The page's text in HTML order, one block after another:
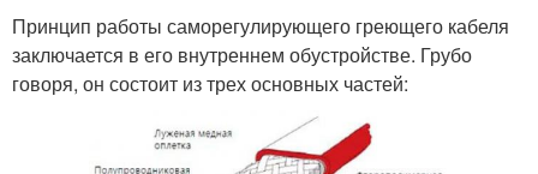
Принцип работы саморегулирующего греющего кабеля
заключается в его внутреннем обустройстве. Грубо
говоря, он состоит из трех основных частей: